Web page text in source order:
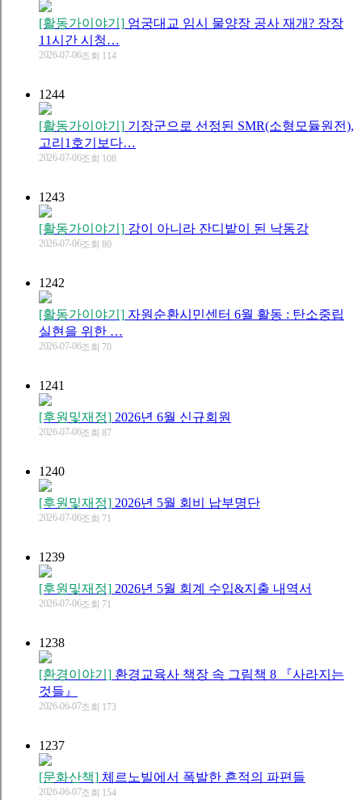
[활동가이야기] 엄궁대교 임시 물양장 공사 재개? 장장
11시간 시청…
2026-07-06조회 114
1244
[활동가이야기] 기장군으로 선정된 SMR(소형모듈원전),
고리1호기보다…
2026-07-06조회 108
1243
[활동가이야기] 강이 아니라 잔디밭이 된 낙동강
2026-07-06조회 80
1242
[활동가이야기] 자원순환시민센터 6월 활동 : 탄소중립
실현을 위한 …
2026-07-06조회 70
1241
[후원및재정] 2026년 6월 신규회원
2026-07-06조회 87
1240
[후원및재정] 2026년 5월 회비 납부명단
2026-07-06조회 71
1239
[후원및재정] 2026년 5월 회계 수입&지출 내역서
2026-07-06조회 71
1238
[환경이야기] 환경교육사 책장 속 그림책 8 『사라지는
것들』
2026-06-07조회 173
1237
[문화산책] 체르노빌에서 폭발한 흔적의 파편들
2026-06-07조회 154